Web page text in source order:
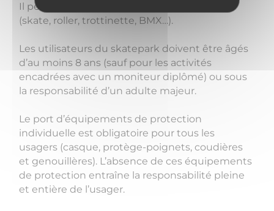
Il permet la pratique des activités de glisse
(skate, roller, trottinette, BMX…).
Les utilisateurs du skatepark doivent être âgés
d’au moins 8 ans (sauf pour les activités
encadrées avec un moniteur diplômé) ou sous
la responsabilité d’un adulte majeur.
Le port d’équipements de protection
individuelle est obligatoire pour tous les
usagers (casque, protège-poignets, coudières
et genouillères). L’absence de ces équipements
de protection entraîne la responsabilité pleine
et entière de l’usager.